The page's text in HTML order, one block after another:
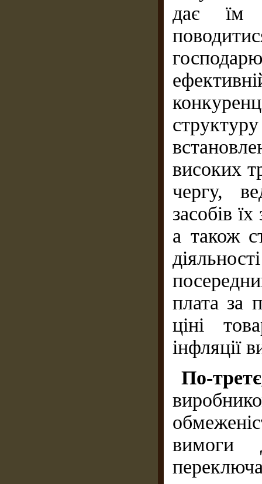
дає їм
високих
чергу,
засобів
а також
плата за
ціні
інфляції
По-
вимоги